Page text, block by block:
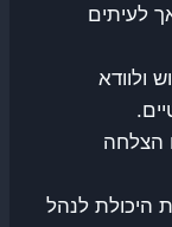
לעיתים
ולוודא
הצלחה
היכולת לנהל